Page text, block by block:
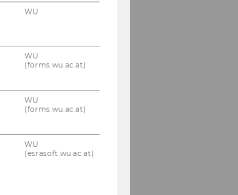
WU
WU
(forms.wu.ac.at)
WU
(forms.wu.ac.at)
WU
(esrasoft.wu.ac.at)